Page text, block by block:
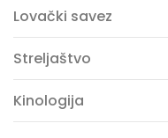
Lovački savez
Streljaštvo
Kinologija